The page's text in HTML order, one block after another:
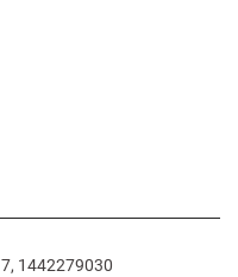
1442279030